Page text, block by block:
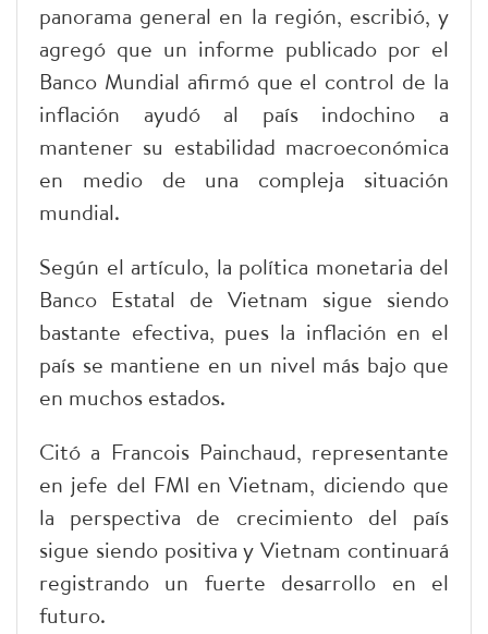
panorama general en la región, escribió, y
agregó que un informe publicado por el
Banco Mundial afirmó que el control de la
inflación ayudó al país indochino a
mantener su estabilidad macroeconómica
en medio de una compleja situación
mundial.
Según el artículo, la política monetaria del
Banco Estatal de Vietnam sigue siendo
bastante efectiva, pues la inflación en el
país se mantiene en un nivel más bajo que
en muchos estados.
Citó a Francois Painchaud, representante
en jefe del FMI en Vietnam, diciendo que
la perspectiva de crecimiento del país
sigue siendo positiva y Vietnam continuará
registrando un fuerte desarrollo en el
futuro.